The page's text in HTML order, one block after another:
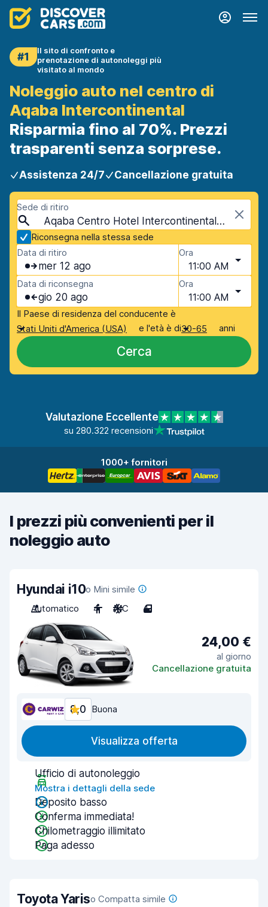
#1
Il sito di confronto e
prenotazione di autonoleggi più
visitato al mondo
Noleggio auto nel centro di
Aqaba Intercontinental
Risparmia fino al 70%. Prezzi
trasparenti senza sorprese.
Assistenza 24/7 Cancellazione gratuita
Sede di ritiro
Aqaba Centro Hotel Intercontinental, Aqaba, Giordania
Riconsegna nella stessa sede
Data di ritiro
mer 12 ago
Ora
11:00 AM
Data di riconsegna
gio 20 ago
Ora
11:00 AM
Il Paese di residenza del conducente è
Stati Uniti d'America (USA)
e l'età è di30-65 anni
Cerca
Valutazione Eccellente
su 280.322 recensioni
1000+ fornitori
I prezzi più convenienti per il
noleggio auto
Hyundai i10o Mini simile
Automatico
4 A/C 4
24,00 €
al giorno
Cancellazione gratuita
8,0 Buona
Visualizza offerta
Ufficio di autonoleggio
Mostra i dettagli della sede
Deposito basso
Conferma immediata!
Chilometraggio illimitato
Paga adesso
Toyota Yariso Compatta simile